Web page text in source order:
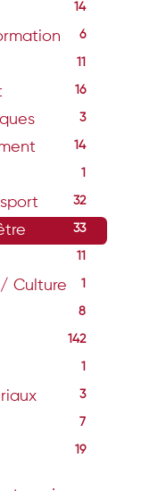
14
6
11
16
3
14
1
32
33
11
Culture 1
8
142
1
3
7
19